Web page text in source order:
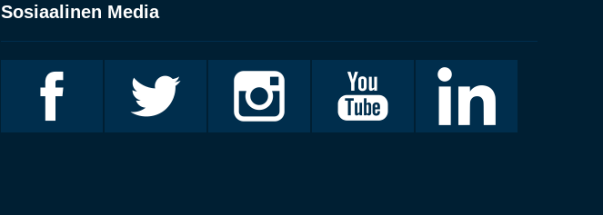
Sosiaalinen Media
Invalidiliitto
Facebookissa
Invalidiliitto
Twitterissä
Invalidiliitto
Instagramissa
Invalidiliitto
Youtubessa
LinkedIn